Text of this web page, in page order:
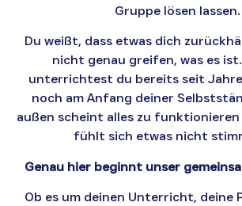
Gruppe lösen lassen.
Du weißt, dass etwas dich
nicht genau greifen, was es
unterrichtest du bereits seit
noch am Anfang deiner
außen scheint alles zu
fühlt sich etwas nicht
Genau hier beginnt unser
Ob es um deinen Unterricht, deine